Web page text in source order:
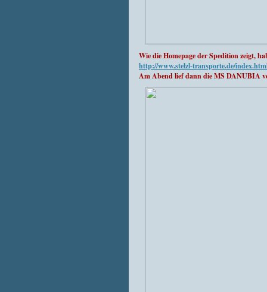
Wie die Homepage der Spedition zeigt,
http://www.stelzl-transporte.de/
Am Abend lief dann die MS DANUBIA